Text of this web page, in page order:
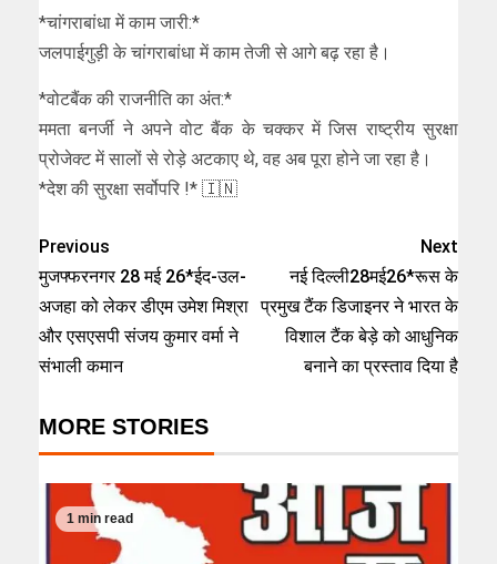
*चांगराबांधा में काम जारी:*
जलपाईगुड़ी के चांगराबांधा में काम तेजी से आगे बढ़ रहा है।
*वोटबैंक की राजनीति का अंत:*
ममता बनर्जी ने अपने वोट बैंक के चक्कर में जिस राष्ट्रीय सुरक्षा
प्रोजेक्ट में सालों से रोड़े अटकाए थे, वह अब पूरा होने जा रहा है।
*देश की सुरक्षा सर्वोपरि !* 🇮🇳
Previous
मुजफ्फरनगर 28 मई 26*ईद-उल-
अजहा को लेकर डीएम उमेश मिश्रा
और एसएसपी संजय कुमार वर्मा ने
संभाली कमान
Next
नई दिल्ली28मई26*️रूस के
प्रमुख टैंक डिजाइनर ने भारत के
विशाल टैंक बेड़े को आधुनिक
बनाने का प्रस्ताव दिया है
MORE STORIES
1 min read